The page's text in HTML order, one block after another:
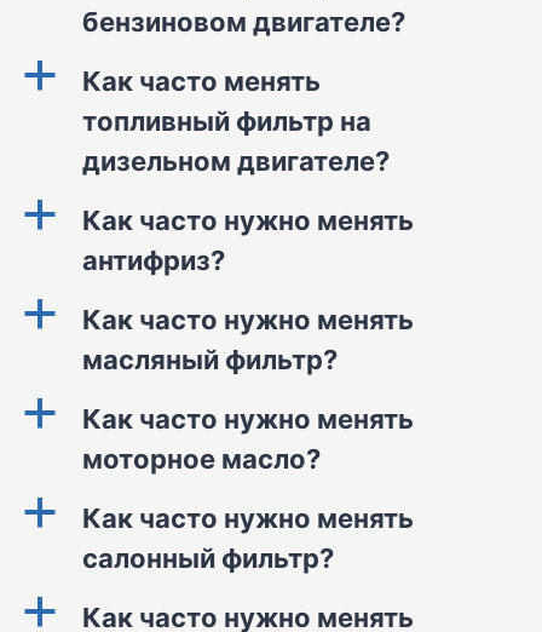
бензиновом двигателе?
a
Как часто менять
топливный фильтр на
дизельном двигателе?
a
Как часто нужно менять
антифриз?
a
Как часто нужно менять
масляный фильтр?
a
Как часто нужно менять
моторное масло?
a
Как часто нужно менять
салонный фильтр?
a Как часто нужно менять